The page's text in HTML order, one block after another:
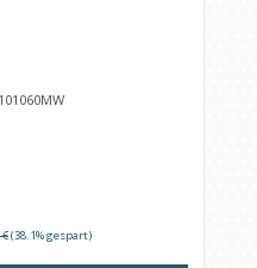
101060MW
Preis:
€(38.1% gespart)